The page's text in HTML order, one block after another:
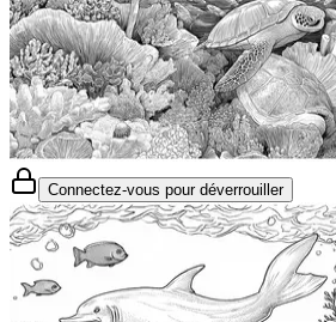
Connectez-vous pour déverrouiller